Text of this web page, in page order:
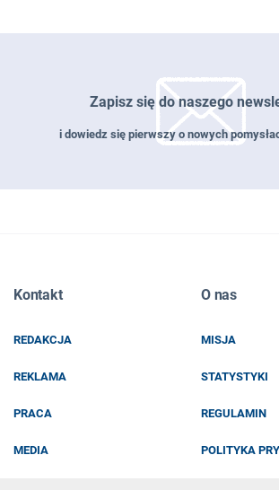
Zapisz się do naszego
i dowiedz się pierwszy o nowych
EMAIL
Kontakt
REDAKCJA
REKLAMA
PRACA
MEDIA
O nas
MISJA
STATYSTYKI
REGULAMIN
POLITYKA